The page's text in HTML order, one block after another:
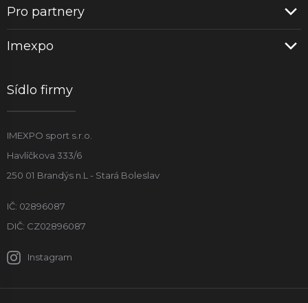
Pro partnery
Imexpo
Sídlo firmy
IMEXPO sport s.r.o.
Havlíčkova 333/6
250 01 Brandýs n.L - Stará Boleslav
IČ: 02896087
DIČ: CZ02896087
Instagram